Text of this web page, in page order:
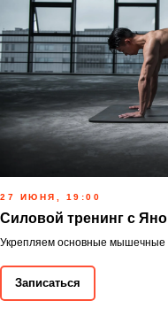
27 ИЮНЯ, 19:00
Силовой тренинг с
Укрепляем основные мышечные
Записаться